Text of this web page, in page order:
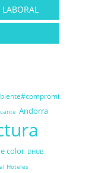
Andorra
color DHUB
Hoteles